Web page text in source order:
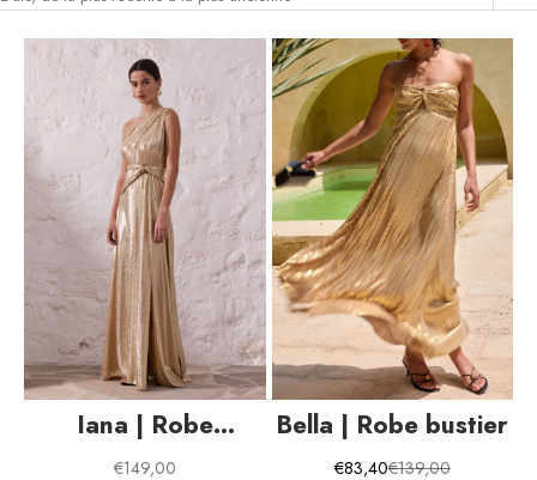
Ajouter au panier
Iana | Robe
paillettes
Prix de vente
€149,00
Choisir les options
Bella | Robe bustier
Prix de vente
€83,40Prix normal
€139,00